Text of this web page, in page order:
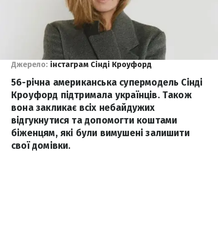
Джерело: інстаграм Сінді Кроуфорд
56-річна американська супермодель Сінді
Кроуфорд підтримала українців. Також
вона закликає всіх небайдужих
відгукнутися та допомогти коштами
біженцям, які були вимушені залишити
свої домівки.